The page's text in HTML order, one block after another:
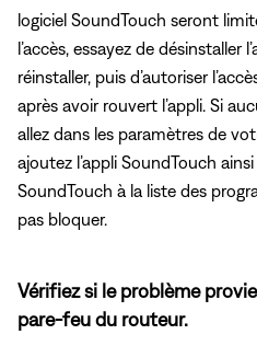
logiciel SoundTouch seront
l’accès, essayez de désinstaller
réinstaller, puis d’autoriser
après avoir rouvert l’appli. Si
allez dans les paramètres de
ajoutez l’appli SoundTouch
SoundTouch à la liste des
pas bloquer.
Vérifiez si le problème
pare-feu du routeur.